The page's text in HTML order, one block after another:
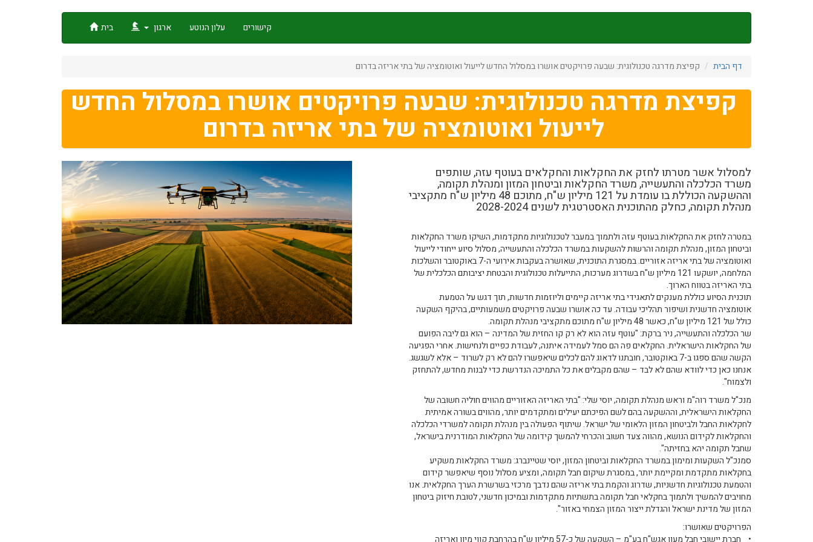
בית ארגון עלון הנוטע קישורים
דף הבית קפיצת מדרגה טכנולוגית: שבעה פרויקטים אושרו במסלול החדש לייעול ואוטומציה של בתי אריזה בדרום
קפיצת מדרגה טכנולוגית: שבעה פרויקטים אושרו במסלול החדש
לייעול ואוטומציה של בתי אריזה בדרום
למסלול אשר מטרתו לחזק את החקלאות והחקלאים בעוטף עזה, שותפים
משרד הכלכלה והתעשייה, משרד החקלאות וביטחון המזון ומנהלת תקומה,
וההשקעה הכוללת בו עומדת על 121 מיליון ש"ח, מתוכם 48 מיליון ש"ח מתקציבי
מנהלת תקומה, כחלק מהתוכנית האסטרטגית לשנים 2028-2024
במטרה לחזק את החקלאות בעוטף עזה ולתמוך במעבר לטכנולוגיות מתקדמות, השיקו משרד החקלאות
וביטחון המזון, מנהלת תקומה והרשות להשקעות במשרד הכלכלה והתעשייה, מסלול סיוע ייחודי לייעול
ואוטומציה של בתי אריזה אזוריים. במסגרת התוכנית, שאושרה בעקבות אירועי ה-7 באוקטובר והשלכות
המלחמה, יושקעו 121 מיליון ש"ח בשדרוג מערכות, התייעלות טכנולוגית והבטחת יציבותם הכלכלית של
בתי האריזה בטווח הארוך.
תוכנית הסיוע כוללת מענקים לתאגידי בתי אריזה קיימים וליוזמות חדשות, תוך דגש על הטמעת
אוטומציה חדשנית ושיפור תהליכי עבודה. עד כה אושרו שבעה פרויקטים משמעותיים, בהיקף השקעה
כולל של 121 מיליון ש"ח, כאשר 48 מיליון ש"ח מתוכם מתקציבי מנהלת תקומה.
שר הכלכלה והתעשייה, ניר ברקת: "עוטף עזה הוא לא רק קו החזית של המדינה – הוא גם ליבה הפועם
של החקלאות הישראלית. החקלאים פה הם סמל לעמידה איתנה, לעבודת כפיים ולנחישות. אחרי הפגיעה
הקשה שהם ספגו ב-7 באוקטובר, חובתנו לדאוג להם לכלים שיאפשרו להם לא רק לשרוד – אלא לשגשג.
אנחנו כאן כדי לוודא שהם לא לבד – שהם מקבלים את כל התמיכה הנדרשת כדי לבנות מחדש, להתחזק
ולצמוח".
מנכ"ל משרד רוה"מ וראש מנהלת תקומה, יוסי שלי: "בתי האריזה האזוריים מהווים חוליה חשובה של
החקלאות הישראלית, וההשקעה בהם לשם הפיכתם יעילים ומתקדמים יותר, מהווים בשורה אמיתית
לחקלאות החבל ולביטחון המזון הלאומי של ישראל. שיתוף הפעולה בין מנהלת תקומה למשרדי הכלכלה
והחקלאות לקידום הנושא, מהווה צעד חשוב והכרחי להמשך קידומה של החקלאות המודרנית בישראל,
שחבל תקומה יהא בחזיתה".
סמנכ"ל השקעות ומימון במשרד החקלאות וביטחון המזון, יוסי שטיינברג: משרד החקלאות משקיע
בחקלאות מתקדמת ומקיימת יותר, במסגרת שיקום חבל תקומה, ומציע מסלול נוסף שיאפשר קידום
והטמעת טכנולוגיות חדשניות, שדרוג והקמת בתי אריזה שהם נדבך מרכזי בשרשרת הערך החקלאית. אנו
מחויבים להמשיך ולתמוך בחקלאי חבל תקומה בתשתיות מתקדמות ובמיכון חדשני, לטובת חיזוק ביטחון
המזון של מדינת ישראל והגדלת ייצור המזון הצמחי באזור".
הפרויקטים שאושרו:
• חברת יישובי חבל מעון אגש"ח בע"מ – השקעה של כ-57 מיליון ש"ח בהרחבת קווי מיון ואריזה